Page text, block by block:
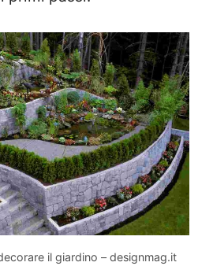
il giardino – designmag.it